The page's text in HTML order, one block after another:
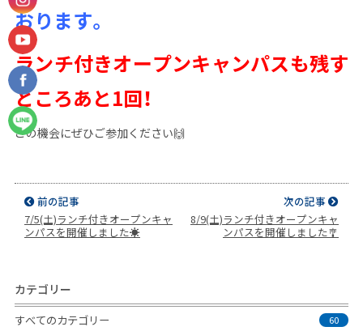
おります。
ランチ付きオープンキャンパスも残す
ところあと1回！
この機会にぜひご参加ください🙌
前の記事
7/5(土)ランチ付きオープンキャ
ンパスを開催しました☀️
次の記事
8/9(土)ランチ付きオープンキャ
ンパスを開催しました🎐
カテゴリー
すべてのカテゴリー 60